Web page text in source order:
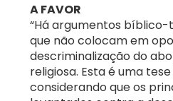
A FAVOR
“Há argumentos
que não colocam em
descriminalização do
religiosa. Esta é uma
considerando que os